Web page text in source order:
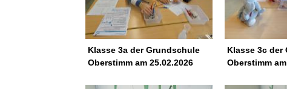
Klasse 3a der Grundschule
Oberstimm am 25.02.2026
Klasse 3c der
Oberstimm